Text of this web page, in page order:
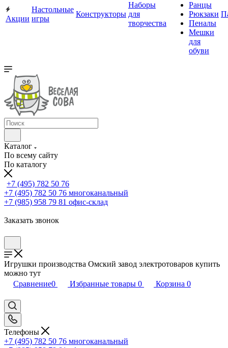
Акции
Настольные
игры
Конструкторы
Наборы
для
творчества
Ранцы
Рюкзаки
Пеналы
Мешки
для
обуви
Каталог
По всему сайту
По каталогу
+7 (495) 782 50 76
+7 (495) 782 50 76 многоканальный
+7 (985) 958 79 81 офис-склад
Заказать звонок
Игрушки производства Омский завод электротоваров купить
можно тут
Сравнение0 Избранные товары 0 Корзина 0
Телефоны
+7 (495) 782 50 76 многоканальный